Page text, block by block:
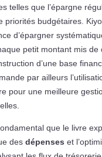
telles que l’épargne
priorités budgétaires.
d’épargner
petit montant mis de
d’une base
par ailleurs
pour une meilleure
que le livre
des dépenses et